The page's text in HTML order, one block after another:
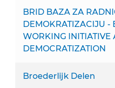
BRID BAZA ZA
DEMOKRATIZACIJU -
WORKING INITIATIVE
DEMOCRATIZATION
Broederlijk Delen